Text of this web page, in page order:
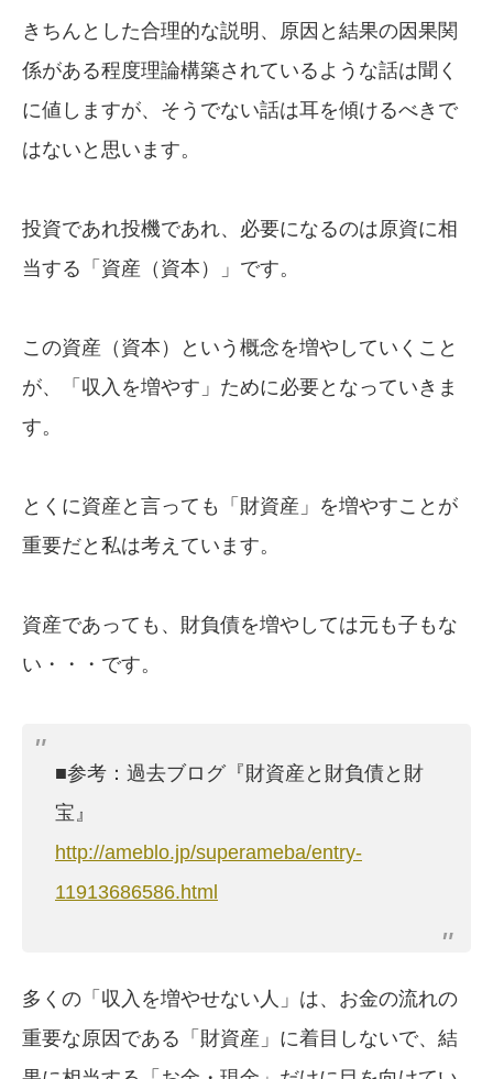
きちんとした合理的な説明、原因と結果の因果関
係がある程度理論構築されているような話は聞く
に値しますが、そうでない話は耳を傾けるべきで
はないと思います。
投資であれ投機であれ、必要になるのは原資に相
当する「資産（資本）」です。
この資産（資本）という概念を増やしていくこと
が、「収入を増やす」ために必要となっていきま
す。
とくに資産と言っても「財資産」を増やすことが
重要だと私は考えています。
資産であっても、財負債を増やしては元も子もな
い・・・です。
■参考：過去ブログ『財資産と財負債と財
宝』
http://ameblo.jp/superameba/entry-
11913686586.html
多くの「収入を増やせない人」は、お金の流れの
重要な原因である「財資産」に着目しないで、結